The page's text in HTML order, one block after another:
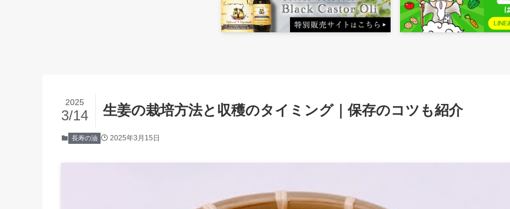
生姜の栽培方法と収穫のタイミング｜保存のコツも紹介
2025
3/14
長寿の油 2025年3月15日